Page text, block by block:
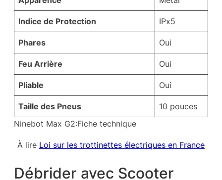
Indice de Protection IPx5
Phares Oui
Feu Arrière Oui
Pliable Oui
Taille des Pneus
10 pouces
Ninebot Max G2:Fiche technique
À lire Loi sur les trottinettes électriques en France
Débrider avec Scooter